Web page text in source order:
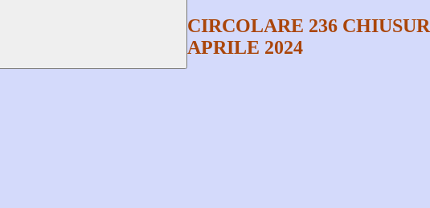
CIRCOLARE 236
APRILE 2024